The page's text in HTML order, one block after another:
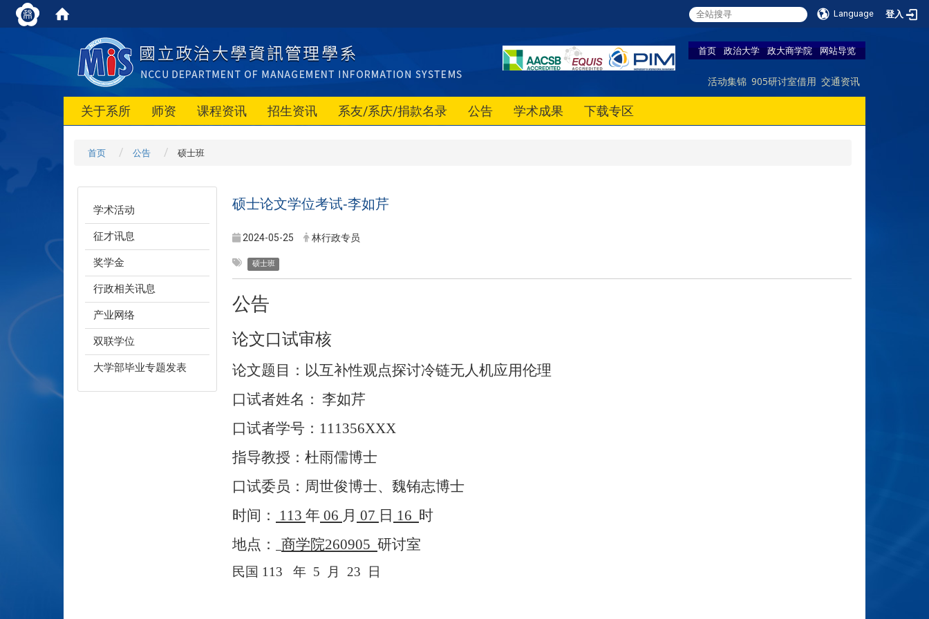
Language 登入
首页 政治大学 政大商学院 网站导览
活动集锦 905研讨室借用 交通资讯
关于系所 师资 课程资讯 招生资讯 系友/系庆/捐款名录 公告 学术成果 下载专区
首页 公告 硕士班
学术活动
征才讯息
奖学金
行政相关讯息
产业网络
双联学位
大学部毕业专题发表
硕士论文学位考试-李如芹
2024-05-25 林行政专员
硕士班
公告
论文口试审核
论文题目：以互补性观点探讨冷链无人机应用伦理
口试者姓名： 李如芹
口试者学号： 111356XXX
指导教授：杜雨儒博士
口试委员：周世俊博士、魏铕志博士
时间：
113 年 06 月 07 日 16 时
地点：
商学院260905 研讨室
民国 113 年 5 月 23 日